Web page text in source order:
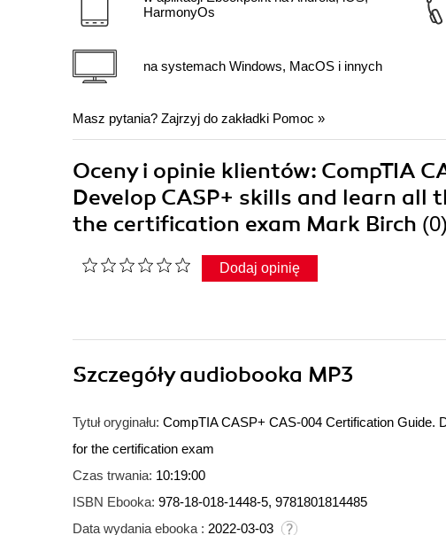
HarmonyOs
na systemach Windows, MacOS i innych
Masz pytania? Zajrzyj do zakładki Pomoc »
Oceny i opinie klientów: CompTIA
Develop CASP+ skills and learn all
the certification exam Mark Birch (0)
Dodaj opinię
Szczegółyaudiobooka MP3
Tytuł oryginału: CompTIA CASP+ CAS-004 Certification Guide.
for the certification exam
Czas trwania: 10:19:00
ISBN Ebooka: 978-18-018-1448-5, 9781801814485
Data wydania ebooka : 2022-03-03